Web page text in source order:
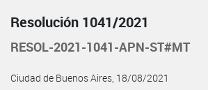
Resolución 1041/2021
RESOL-2021-1041-APN-ST#MT
Ciudad de Buenos Aires, 18/08/2021